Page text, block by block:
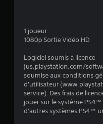
1 joueur
1080p Sortie Vidéo HD
Logiciel soumis à licence
(us.playstation.com/
soumise aux conditions
d'utilisateur
service). Des frais de
jouer sur le système
d'autres systèmes PS4™